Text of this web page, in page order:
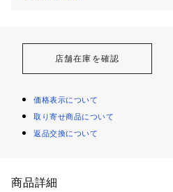
店舗在庫を確認
価格表示について
取り寄せ商品について
返品交換について
商品詳細